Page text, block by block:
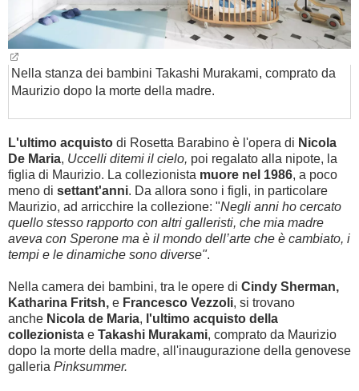
Nella stanza dei bambini Takashi Murakami, comprato da
Maurizio dopo la morte della madre.
L'ultimo acquisto di Rosetta Barabino è l'opera di Nicola
De Maria, Uccelli ditemi il cielo, poi regalato alla nipote, la
figlia di Maurizio. La collezionista muore nel 1986, a poco
meno di settant'anni. Da allora sono i figli, in particolare
Maurizio, ad arricchire la collezione: "Negli anni ho cercato
quello stesso rapporto con altri galleristi, che mia madre
aveva con Sperone ma è il mondo dell’arte che è cambiato, i
tempi e le dinamiche sono diverse".
Nella camera dei bambini, tra le opere di Cindy Sherman,
Katharina Fritsh, e Francesco Vezzoli, si trovano
anche Nicola de Maria, l'ultimo acquisto della
collezionista e Takashi Murakami, comprato da Maurizio
dopo la morte della madre, all'inaugurazione della genovese
galleria Pinksummer.